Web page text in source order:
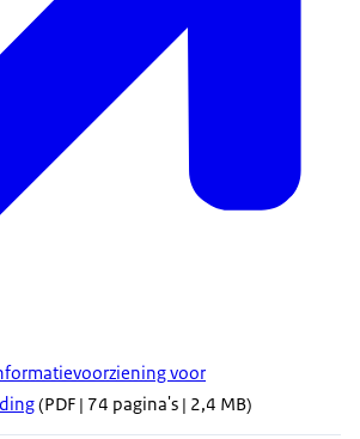
voor
(PDF | 74 pagina's | 2,4 MB)